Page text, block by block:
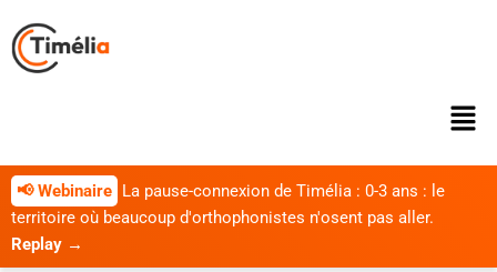
📢 Webinaire
La pause-connexion de Timélia : 0-3 ans : le
territoire où beaucoup d'orthophonistes n'osent pas aller.
Replay →